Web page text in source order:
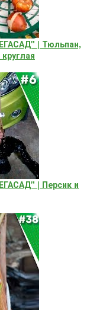
| Тюльпан,
| Персик и